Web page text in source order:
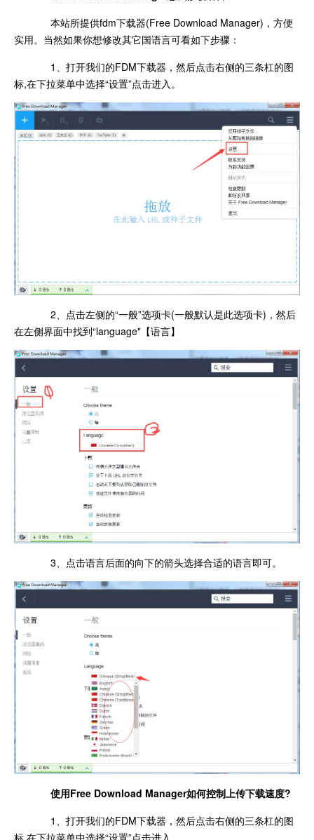
本站所提供fdm下载器(Free Download Manager)，方便
实用。当然如果你想修改其它国语言可看如下步骤：
1、打开我们的FDM下载器，然后点击右侧的三条杠的图
标,在下拉菜单中选择“设置”点击进入。
2、点击左侧的“一般”选项卡(一般默认是此选项卡)，然后
在左侧界面中找到“language"【语言】
3、点击语言后面的向下的箭头选择合适的语言即可。
使用Free Download Manager如何控制上传下载速度?
1、打开我们的FDM下载器，然后点击右侧的三条杠的图
标,在下拉菜单中选择“设置”点击进入。